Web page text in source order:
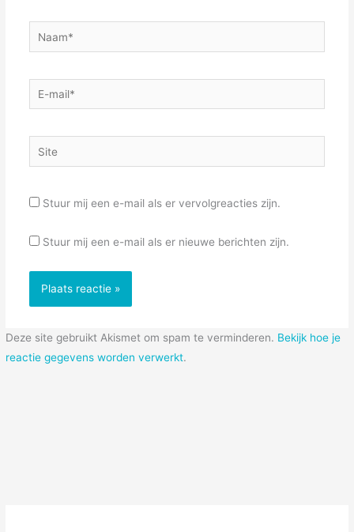
Naam*
E-
mail*
Site
Stuur mij een e-mail als er vervolgreacties zijn.
Stuur mij een e-mail als er nieuwe berichten zijn.
Deze site gebruikt Akismet om spam te verminderen. Bekijk hoe je
reactie gegevens worden verwerkt.